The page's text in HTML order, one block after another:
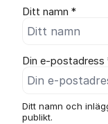
Ditt namn *
Din e-postadress
Ditt namn och
publikt.